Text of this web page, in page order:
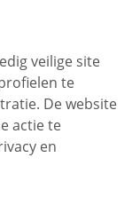
veilige site
te
De website
actie te
en